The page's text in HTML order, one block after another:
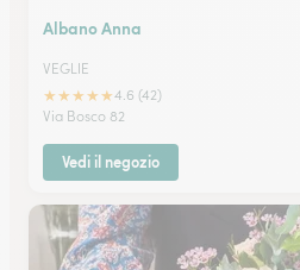
Albano Anna
VEGLIE
★★★★★4.6 (42)
Via Bosco 82
Vedi il negozio